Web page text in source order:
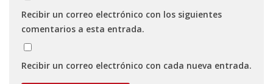
Recibir un correo electrónico con los siguientes
comentarios a esta entrada.
Recibir un correo electrónico con cada nueva entrada.